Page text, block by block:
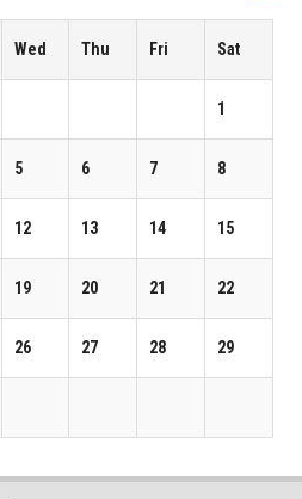
Wed Thu Fri Sat
1
5 6 7 8
12 13 14 15
19 20 21 22
26 27 28 29